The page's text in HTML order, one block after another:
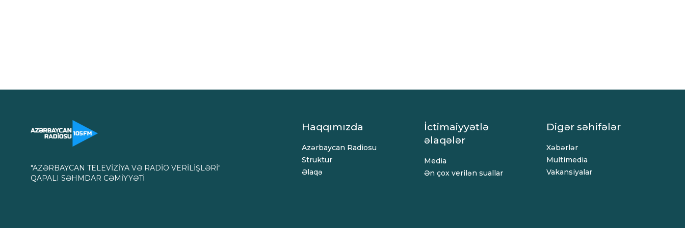
"AZƏRBAYCAN TELEVİZİYA VƏ RADİO VERİLİŞLƏRİ"
QAPALI SƏHMDAR CƏMİYYƏTİ
Haqqımızda
Azərbaycan Radiosu
Struktur
Əlaqə
İctimaiyyətlə
əlaqələr
Media
Ən çox verilən suallar
Digər səhifələr
Xəbərlər
Multimedia
Vakansiyalar